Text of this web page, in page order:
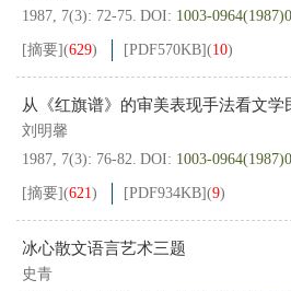
1987, 7(3): 72-75. DOI: 1003-
[摘要](629) [PDF570KB](10)
从《红旗谱》的审美表现手法看文
刘明馨
1987, 7(3): 76-82. DOI: 1003-
[摘要](621) [PDF934KB](9)
冰心散文语言艺术三题
史青